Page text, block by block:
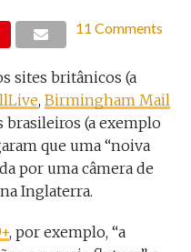
11 Comments
sites britânicos (a
, Birmingham Mail
brasileiros (a exemplo
que uma “noiva
por uma câmera de
Inglaterra.
, por exemplo, “a